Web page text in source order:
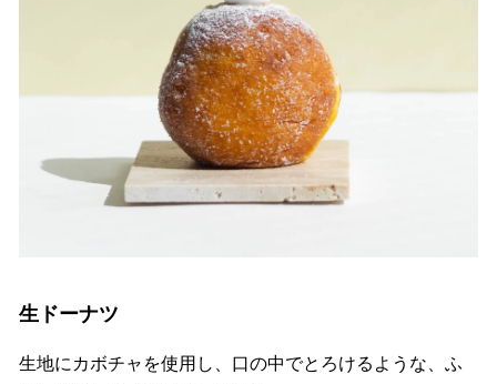
生ドーナツ
生地にカボチャを使用し、口の中でとろけるような、ふ